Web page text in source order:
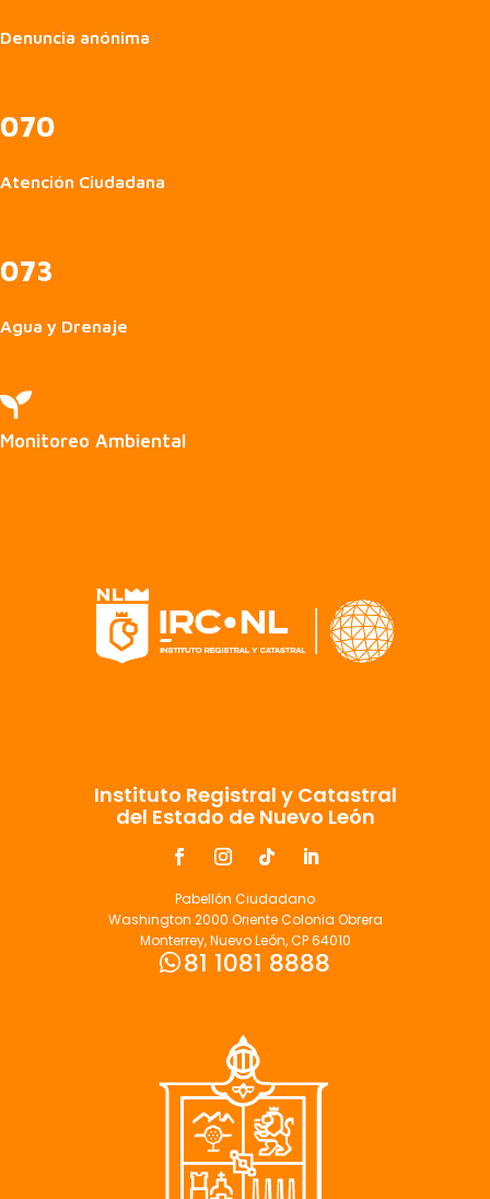
Denuncia anónima
070
Atención Ciudadana
073
Agua y Drenaje

Monitoreo Ambiental
Instituto Registral y Catastral
del Estado de Nuevo León
Pabellón Ciudadano
Washington 2000 Oriente Colonia Obrera
Monterrey, Nuevo León, CP 64010
81 1081 8888